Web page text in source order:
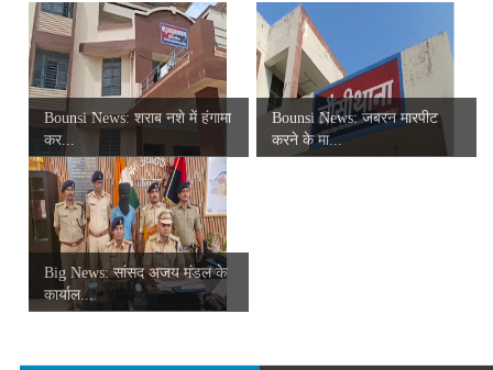
Bounsi News: शराब नशे में हंगामा
कर...
Bounsi News: जबरन मारपीट
करने के मा...
Big News: सांसद अजय मंडल के
कार्याल...